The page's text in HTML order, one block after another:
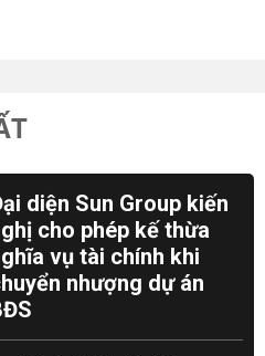
diện Sun Group kiến
cho phép kế thừa
vụ tài chính khi
nhượng dự án